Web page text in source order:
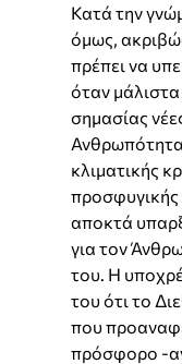
Κατά την
όμως,
πρέπει να
όταν μάλιστα
σημασίας
κλιματικής
προσφυγικής
αποκτά
για τον
του. Η
του ότι το
που
πρόσφορο -